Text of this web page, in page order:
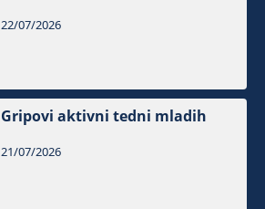
22/07/2026
Gripovi aktivni tedni mladih
21/07/2026